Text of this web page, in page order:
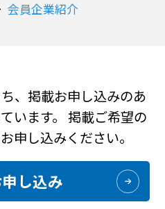
会員企業紹介
、掲載お申し込みのあ
います。 掲載ご希望の
申し込みください。
し込み